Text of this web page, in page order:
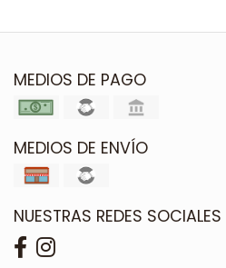
MEDIOS DE PAGO
MEDIOS DE ENVÍO
NUESTRAS REDES SOCIALES